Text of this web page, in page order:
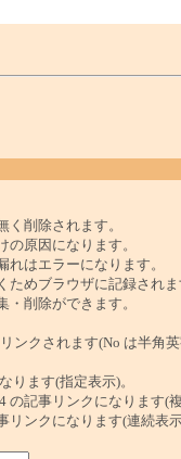
削除されます。
原因になります。
はエラーになります。
めブラウザに記録されま
削除ができます。
ンクされます(No は半角
ります(指定表示)。
記事リンクになります(複
ンクになります(連続表示